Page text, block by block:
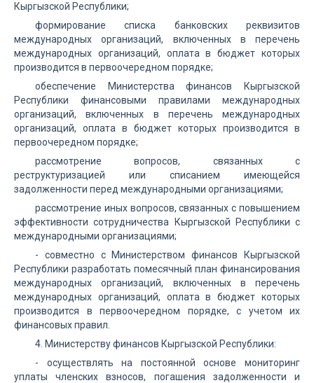
Кыргызской Республики;
формирование списка банковских реквизитов
международных организаций, включенных в перечень
международных организаций, оплата в бюджет которых
производится в первоочередном порядке;
обеспечение Министерства финансов Кыргызской
Республики финансовыми правилами международных
организаций, включенных в перечень международных
организаций, оплата в бюджет которых производится в
первоочередном порядке;
рассмотрение вопросов, связанных с
реструктуризацией или списанием имеющейся
задолженности перед международными организациями;
рассмотрение иных вопросов, связанных с повышением
эффективности сотрудничества Кыргызской Республики с
международными организациями;
- совместно с Министерством финансов Кыргызской
Республики разработать помесячный план финансирования
международных организаций, включенных в перечень
международных организаций, оплата в бюджет которых
производится в первоочередном порядке, с учетом их
финансовых правил.
4. Министерству финансов Кыргызской Республики:
- осуществлять на постоянной основе мониторинг
уплаты членских взносов, погашения задолженности и